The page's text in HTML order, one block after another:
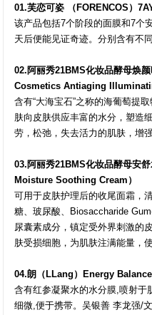
01.芙恋可姿 （FORENCOS）
该产品包括7个阶段的面膜和7个
天后便能见证奇迹。分别含有不
02.阿丽秀21BMS化妆品酵母焕
Cosmetics Antiaging
含有“大海宝石”之称的海葡萄提
肤向皮肤供应丰富的水分，塑造
劳，松弛，失去活力的肌肤，增
03.阿丽秀21BMS化妆品酵母安
Moisture Soothing Cream）
可用于皮肤护理后的收尾面霜，
糖、玻尿酸、Biosaccharide
尿囊素成分，镇定受外界刺激的
肤受损细胞，为肌肤注满能量，
04.朗（LLang）Energy
含有红参凝聚水的水分膜,喷射于
细微,便于携带。吴银善 李龙强/